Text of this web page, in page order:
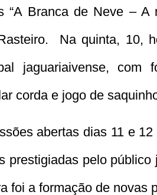
“A Branca de Neve –
Na quinta, 10,
jaguariaivense,
corda e jogo de
abertas dias 11 e
prestigiadas pelo
foi a formação de novas